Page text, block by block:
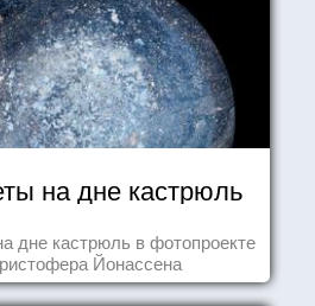
на дне кастрюль
дне кастрюль в фотопроекте
Йонассена